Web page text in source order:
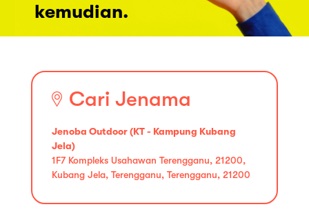
kemudian.
Cari Jenama
Jenoba Outdoor (KT - Kampung Kubang
Jela)
1F7 Kompleks Usahawan Terengganu, 21200,
Kubang Jela, Terengganu, Terengganu, 21200